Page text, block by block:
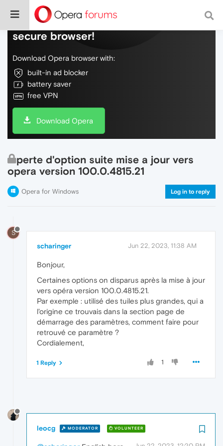
Do more on the web, with a fast and
secure browser!
Download Opera browser with:
built-in ad blocker
battery saver
free VPN
Download Opera
perte d'option suite mise a jour vers
opera version 100.0.4815.21
Opera for Windows Log in to reply
S
scharinger Jun 22, 2023, 11:38 AM
Bonjour,
Certaines options on disparus après la mise à jour
vers opéra version 100.0.4815.21.
Par exemple : utilisé des tuiles plus grandes, qui a
l'origine ce trouvais dans la section page de
démarrage des paramètres, comment faire pour
retrouvé ce paramètre ?
Cordialement,
1
1 Reply
leocg MODERATOR VOLUNTEER